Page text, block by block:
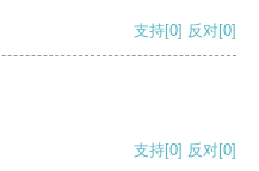
支持[0] 反对[0]
支持[0] 反对[0]